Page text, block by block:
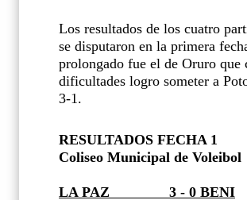
Los resultados de los cuatro
se disputaron en la primera
prolongado fue el de Oruro que
dificultades logro someter a
3-1.
RESULTADOS FECHA 1
Coliseo Municipal de Voleibol
LA PAZ
3 - 0 BENI